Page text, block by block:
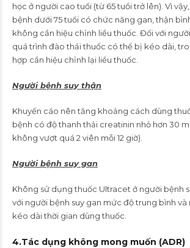
học ở người cao tuổi (từ 65 tuổi trở lên). Vì
bệnh dưới 75 tuổi có chức năng gan, thận
không cần hiệu chỉnh liều thuốc. Đối với
quá trình đào thải thuốc có thể bị kéo dài,
hợp cần hiệu chỉnh lại liều thuốc.
Người bệnh suy thận
Khuyến cáo nên tăng khoảng cách dùng
bệnh có độ thanh thải creatinin nhỏ hơn 30
không vượt quá 2 viên mỗi 12 giờ).
Người bệnh suy gan
Không sử dụng thuốc Ultracet ở người bệnh
với người bệnh suy gan mức độ trung bình và
kéo dài thời gian dùng thuốc.
4.Tác dụng không mong muốn (ADR)